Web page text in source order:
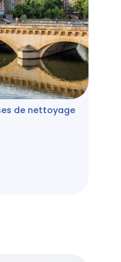
de nettoyage